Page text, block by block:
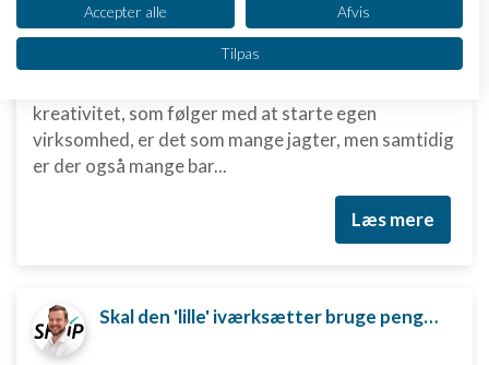
Mikkel Birlø|3.497 visninger
2 kommentarer
At være ny iværksætter kan være en både
kreativitet, som følger med at starte egen
virksomhed, er det som mange jagter, men samtidig
er der også mange bar...
Læs mere
Skal den 'lille' iværksætter bruge penge på digital marketing?
Se partnerliste (2 IAB-leverandører)
Vi bruger dine data til følgende formål:
IAB's behandlingsformål:
enhed
Bruge begrænsede oplysninger til at vælge
annoncering
Oprette profiler for at tilpasse indhold
Accepter alle Afvis
Tilpas